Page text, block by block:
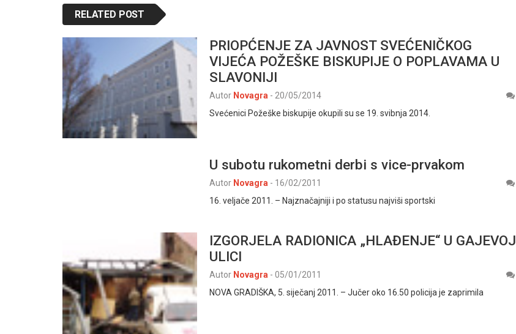
RELATED POST
PRIOPĆENJE ZA JAVNOST SVEĆENIČKOG
VIJEĆA POŽEŠKE BISKUPIJE O POPLAVAMA U
SLAVONIJI
Autor Novagra - 20/05/2014
Svećenici Požeške biskupije okupili su se 19. svibnja 2014.
U subotu rukometni derbi s vice-prvakom
Autor Novagra - 16/02/2011
16. veljače 2011. – Najznačajniji i po statusu najviši sportski
IZGORJELA RADIONICA „HLAĐENJE“ U GAJEVOJ
ULICI
Autor Novagra - 05/01/2011
NOVA GRADIŠKA, 5. siječanj 2011. – Jučer oko 16.50 policija je zaprimila